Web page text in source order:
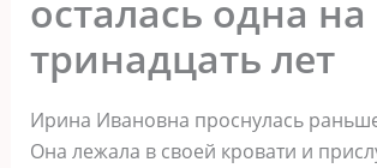
осталась одна
тринадцать лет
Ирина Ивановна проснулась
Она лежала в своей кровати и